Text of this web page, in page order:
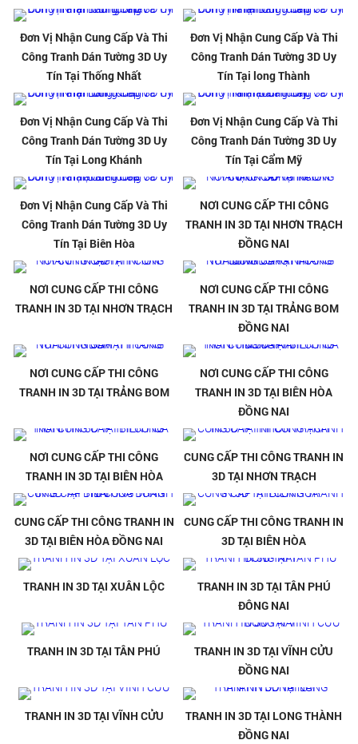
Đơn Vị Nhận Cung Cấp Và Thi
Công Tranh Dán Tường 3D Uy
Tín Tại Thống Nhất
Đơn Vị Nhận Cung Cấp Và Thi
Công Tranh Dán Tường 3D Uy
Tín Tại long Thành
Đơn Vị Nhận Cung Cấp Và Thi
Công Tranh Dán Tường 3D Uy
Tín Tại Long Khánh
Đơn Vị Nhận Cung Cấp Và Thi
Công Tranh Dán Tường 3D Uy
Tín Tại Cẩm Mỹ
Đơn Vị Nhận Cung Cấp Và Thi
Công Tranh Dán Tường 3D Uy
Tín Tại Biên Hòa
NƠI CUNG CẤP THI CÔNG
TRANH IN 3D TẠI NHƠN TRẠCH
ĐỒNG NAI
NƠI CUNG CẤP THI CÔNG
TRANH IN 3D TẠI NHƠN TRẠCH
NƠI CUNG CẤP THI CÔNG
TRANH IN 3D TẠI TRẢNG BOM
ĐỒNG NAI
NƠI CUNG CẤP THI CÔNG
TRANH IN 3D TẠI TRẢNG BOM
NƠI CUNG CẤP THI CÔNG
TRANH IN 3D TẠI BIÊN HÒA
ĐỒNG NAI
NƠI CUNG CẤP THI CÔNG
TRANH IN 3D TẠI BIÊN HÒA
CUNG CẤP THI CÔNG TRANH IN
3D TẠI NHƠN TRẠCH
CUNG CẤP THI CÔNG TRANH IN
3D TẠI BIÊN HÒA ĐỒNG NAI
CUNG CẤP THI CÔNG TRANH IN
3D TẠI BIÊN HÒA
TRANH IN 3D TẠI XUÂN LỘC
TRANH IN 3D TẠI TÂN PHÚ
ĐÔNG NAI
TRANH IN 3D TẠI TÂN PHÚ
TRANH IN 3D TẠI VĨNH CỬU
ĐỒNG NAI
TRANH IN 3D TẠI VĨNH CỬU
TRANH IN 3D TẠI LONG THÀNH
ĐỒNG NAI